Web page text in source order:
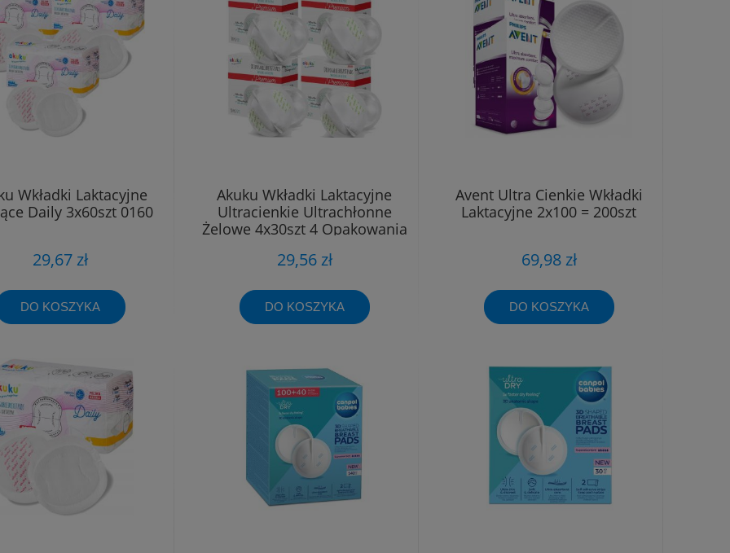
Wkładki Laktacyjne
Daily 3x60szt 0160
29,67 zł
DO KOSZYKA
Akuku Wkładki Laktacyjne
Ultracienkie Ultrachłonne
Żelowe 4x30szt 4 Opakowania
29,56 zł
DO KOSZYKA
Avent Ultra Cienkie Wkładki
Laktacyjne 2x100 = 200szt
69,98 zł
DO KOSZYKA